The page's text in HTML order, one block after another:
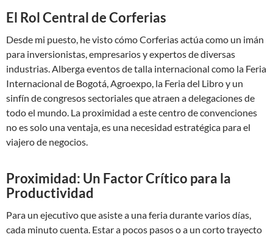
El Rol Central de Corferias
Desde mi puesto, he visto cómo Corferias actúa como un imán
para inversionistas, empresarios y expertos de diversas
industrias. Alberga eventos de talla internacional como la Feria
Internacional de Bogotá, Agroexpo, la Feria del Libro y un
sinfín de congresos sectoriales que atraen a delegaciones de
todo el mundo. La proximidad a este centro de convenciones
no es solo una ventaja, es una necesidad estratégica para el
viajero de negocios.
Proximidad: Un Factor Crítico para la
Productividad
Para un ejecutivo que asiste a una feria durante varios días,
cada minuto cuenta. Estar a pocos pasos o a un corto trayecto